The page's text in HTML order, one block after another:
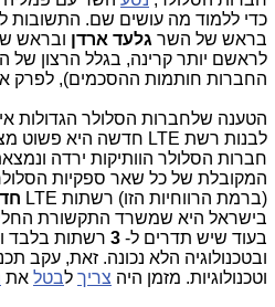
כדי ללמוד מה עושים שם.
בראש של השר גלעד ארדן ובראש
לראשם יותר קרינה, בגלל הרצון של
החברות חותמות ההסכמים), לפרק
הטענה שלחברות הסלולר הגדולות
חברות הסלולר הוותיקות ירדה
המקובלת של כל שאר ספקיות
(ברמת הרווחיות הזו) רשתות LTE
בישראל היא שמשרד התקשורת
בעוד שיש תדרים ל- 3 רשתות בלבד
ובטכנולוגיה הלא נכונה. זאת, עקב
וטכנולוגיות. מזמן היה צריך לבטל את